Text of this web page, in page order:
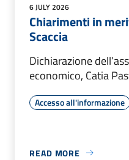
6 JULY 2026
Chiarimenti in
Scaccia
Dichiarazione
economico, Catia
Accesso all'informazione
READ MORE